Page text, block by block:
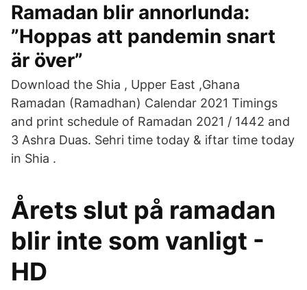
Ramadan blir annorlunda:
”Hoppas att pandemin snart
är över”
Download the Shia , Upper East ,Ghana
Ramadan (Ramadhan) Calendar 2021 Timings
and print schedule of Ramadan 2021 / 1442 and
3 Ashra Duas. Sehri time today & iftar time today
in Shia .
Årets slut på ramadan
blir inte som vanligt -
HD